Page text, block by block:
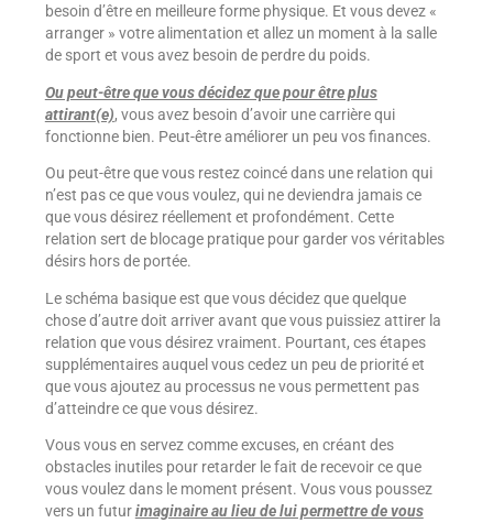
besoin d’être en meilleure forme physique. Et vous devez «
arranger » votre alimentation et allez un moment à la salle
de sport et vous avez besoin de perdre du poids.
Ou peut-être que vous décidez que pour être plus
attirant(e), vous avez besoin d’avoir une carrière qui
fonctionne bien. Peut-être améliorer un peu vos finances.
Ou peut-être que vous restez coincé dans une relation qui
n’est pas ce que vous voulez, qui ne deviendra jamais ce
que vous désirez réellement et profondément. Cette
relation sert de blocage pratique pour garder vos véritables
désirs hors de portée.
Le schéma basique est que vous décidez que quelque
chose d’autre doit arriver avant que vous puissiez attirer la
relation que vous désirez vraiment. Pourtant, ces étapes
supplémentaires auquel vous cedez un peu de priorité et
que vous ajoutez au processus ne vous permettent pas
d’atteindre ce que vous désirez.
Vous vous en servez comme excuses, en créant des
obstacles inutiles pour retarder le fait de recevoir ce que
vous voulez dans le moment présent. Vous vous poussez
vers un futurimaginaire au lieu de lui permettre de vous